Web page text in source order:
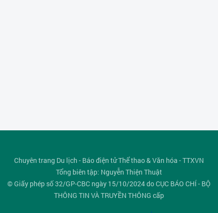
Chuyên trang Du lịch - Báo điện tử Thể thao & Văn hóa - TTXVN
Tổng biên tập: Nguyễn Thiện Thuật
© Giấy phép số 32/GP-CBC ngày 15/10/2024 do CỤC BÁO CHÍ - BỘ
THÔNG TIN VÀ TRUYỀN THÔNG cấp